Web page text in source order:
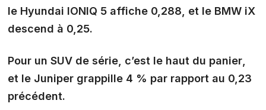
le Hyundai IONIQ 5 affiche 0,288, et le BMW iX
descend à 0,25.
Pour un SUV de série, c’est le haut du panier
et le Juniper grappille 4 % par rapport au 0,23
précédent.